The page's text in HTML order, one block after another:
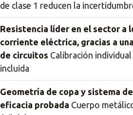
de clase 1 reducen la
Resistencia líder en el sector a
corriente eléctrica, gracias a
de circuitos Calibración
incluida
Geometría de copa y sistema
eficacia probada Cuerpo